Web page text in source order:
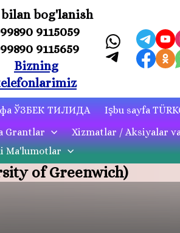
bog'lanish
9115059
9115659
Bizning
ЎЗБЕК ТИЛИДА Işbu sayfa
Grantlar
Xizmatlar / Aksiyalar
Ma'lumotlar
of Greenwich)